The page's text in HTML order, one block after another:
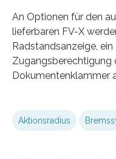
An Optionen für den
lieferbaren FV-X
Radstandsanzeige,
Zugangsberechtigung
Dokumentenklammer
Aktionsradius